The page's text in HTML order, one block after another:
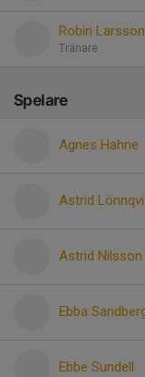
Robin Larsson
Tränare
Spelare
Agnes Hahne
Astrid
Astrid Nilsson
Ebba
Ebbe Sundell